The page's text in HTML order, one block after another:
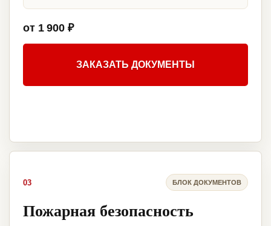
от 1 900 ₽
ЗАКАЗАТЬ ДОКУМЕНТЫ
03 БЛОК ДОКУМЕНТОВ
Пожарная безопасность